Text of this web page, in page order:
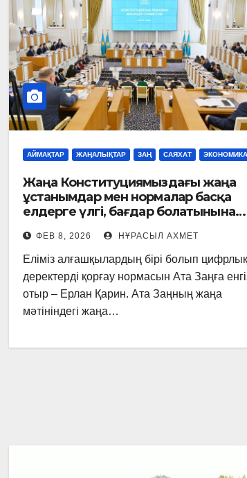
АЙМАҚТАР ЖАҢАЛЫҚТАР ЗАҢ САЯХАТ ЭКОНОМИКА
Жаңа Конституциямыздағы жаңа
ұстанымдар мен нормалар басқа
елдерге үлгі, бағдар болатынына
ФЕВ 8, 2026 НҰРАСЫЛ АХМЕТ
Еліміз алғашқылардың бірі болып цифрлық
деректерді қорғау нормасын Ата Заңға
отыр – Ерлан Қарин. Ата Заңның жаңа
мәтініндегі жаңа…